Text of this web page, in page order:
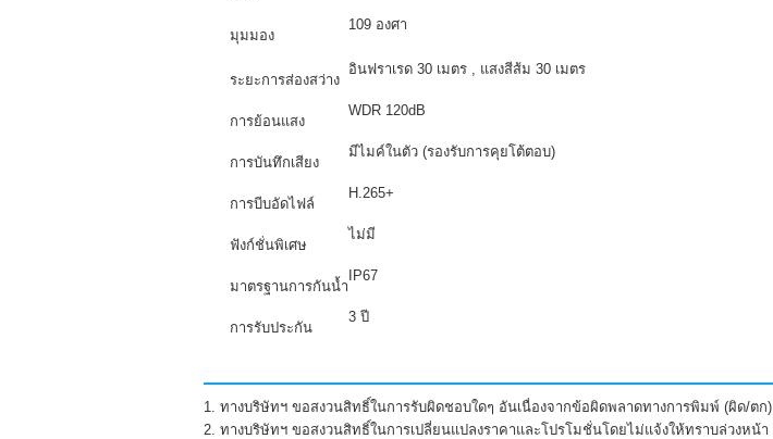
มุมมอง
109 องศา
ระยะการส่องสว่าง
อินฟราเรด 30 เมตร , แสงสีส้ม 30 เมตร
การย้อนแสง
WDR 120dB
การบันทึกเสียง
มีไมค์ในตัว (รองรับการคุยโต้ตอบ)
การบีบอัดไฟล์
H.265+
ฟังก์ชั่นพิเศษ
ไม่มี
มาตรฐานการกันน้ำ
IP67
การรับประกัน
3 ปี
1. ทางบริษัทฯ ขอสงวนสิทธิ์ในการรับผิดชอบใดๆ อันเนื่องจากข้อผิดพลาดทางการพิมพ์ (ผิด/ตก)
2. ทางบริษัทฯ ขอสงวนสิทธิ์ในการเปลี่ยนแปลงราคาและโปรโมชั่นโดยไม่แจ้งให้ทราบล่วงหน้า